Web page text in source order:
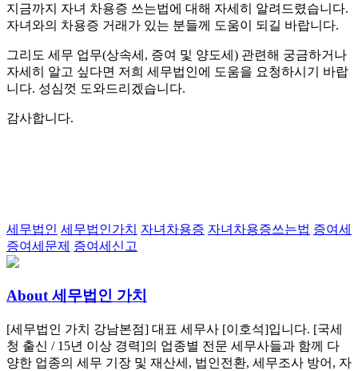
지금까지 자녀 차용증 쓰는법에 대해 자세히 알려드렸습니다.
자녀와의 차용증 거래가 있는 분들께 도움이 되길 바랍니다.
그리도 세무 업무(상속세, 증여 및 양도세) 관련해 궁금하거나
자세히 알고 싶다면 저희 세무법인에 도움을 요청하시기 바랍
니다. 성심껏 도와드리겠습니다.
감사합니다.
Tags:
세무법인 세무법인가치 자녀차용증 자녀차용증쓰는법 증여세
증여세문제 증여세신고
About 세무법인 가치
[세무법인 가치 강남본점] 대표 세무사 [이호석]입니다. [국세
청 출신 / 15년 이상 경력]의 업종별 전문 세무사들과 함께 다
양한 업종의 세무 기장 및 재산세, 법인전환, 세무조사 방어, 자